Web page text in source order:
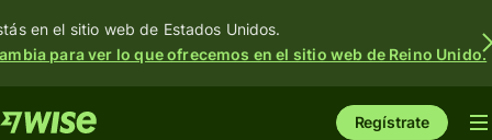
en el sitio web de Estados Unidos.
para ver lo que ofrecemos en el sitio web de Reino Unido.
Regístrate